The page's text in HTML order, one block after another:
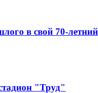
в свой 70-
"Труд"